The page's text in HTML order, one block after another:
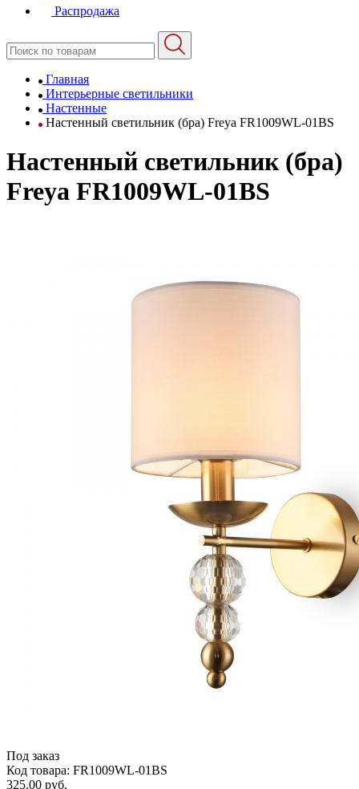
Распродажа
Главная
Интерьерные светильники
Настенные
Настенный светильник (бра) Freya FR1009WL-01BS
Настенный светильник (бра)
Freya FR1009WL-01BS
Под заказ
Код товара: FR1009WL-01BS
325.00 руб.